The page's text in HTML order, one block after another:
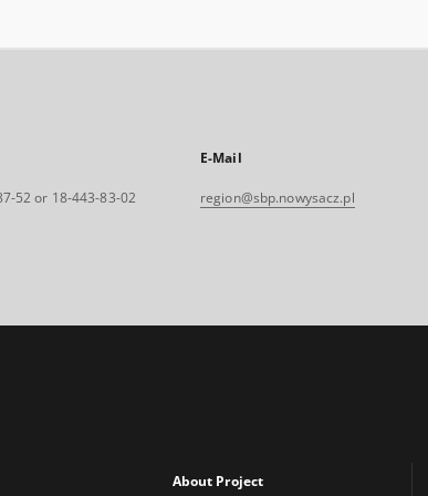
52 or 18-443-83-02
E-Mail
region@sbp.nowysacz.pl
About Project